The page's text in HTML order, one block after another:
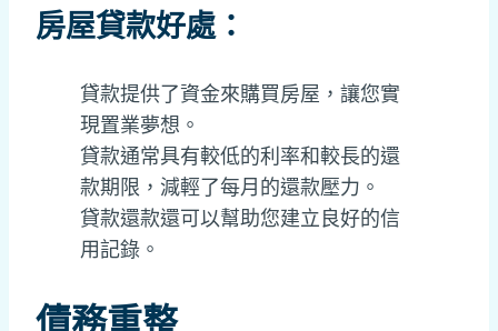
房屋貸款好處：
貸款提供了資金來購買房屋，讓您實
現置業夢想。
貸款通常具有較低的利率和較長的還
款期限，減輕了每月的還款壓力。
貸款還款還可以幫助您建立良好的信
用記錄。
債務重整